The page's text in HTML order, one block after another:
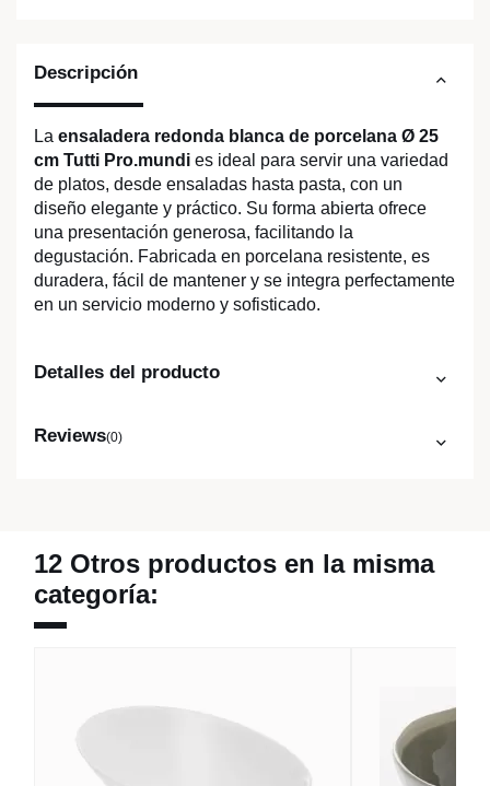
Descripción
La ensaladera redonda blanca de porcelana Ø 25
cm Tutti Pro.mundi es ideal para servir una variedad
de platos, desde ensaladas hasta pasta, con un
diseño elegante y práctico. Su forma abierta ofrece
una presentación generosa, facilitando la
degustación. Fabricada en porcelana resistente, es
duradera, fácil de mantener y se integra perfectamente
en un servicio moderno y sofisticado.
Detalles del producto
Reviews(0)
12 Otros productos en la misma
categoría: